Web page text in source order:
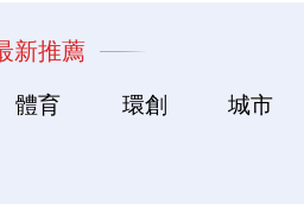
新推薦
體育 環創 城市